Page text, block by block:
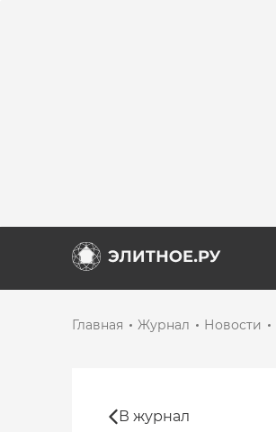
Главная Журнал Новости
В журнал